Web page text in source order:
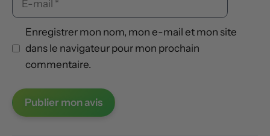
mail
Enregistrer mon nom, mon e-mail et mon site
dans le navigateur pour mon prochain
commentaire.